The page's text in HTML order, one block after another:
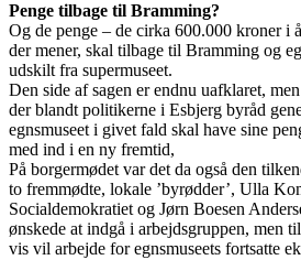
Penge tilbage til Bramming?
Og de penge – de cirka 600.000 kroner i
der mener, skal tilbage til Bramming og
udskilt fra supermuseet.
Den side af sagen er endnu uafklaret,
der blandt politikerne i Esbjerg byråd
egnsmuseet i givet fald skal have sine
med ind i en ny fremtid,
På borgermødet var det da også den
to fremmødte, lokale ’byrødder’, Ulla
Socialdemokratiet og Jørn Boesen
ønskede at indgå i arbejdsgruppen, men
vis vil arbejde for egnsmuseets fortsatte